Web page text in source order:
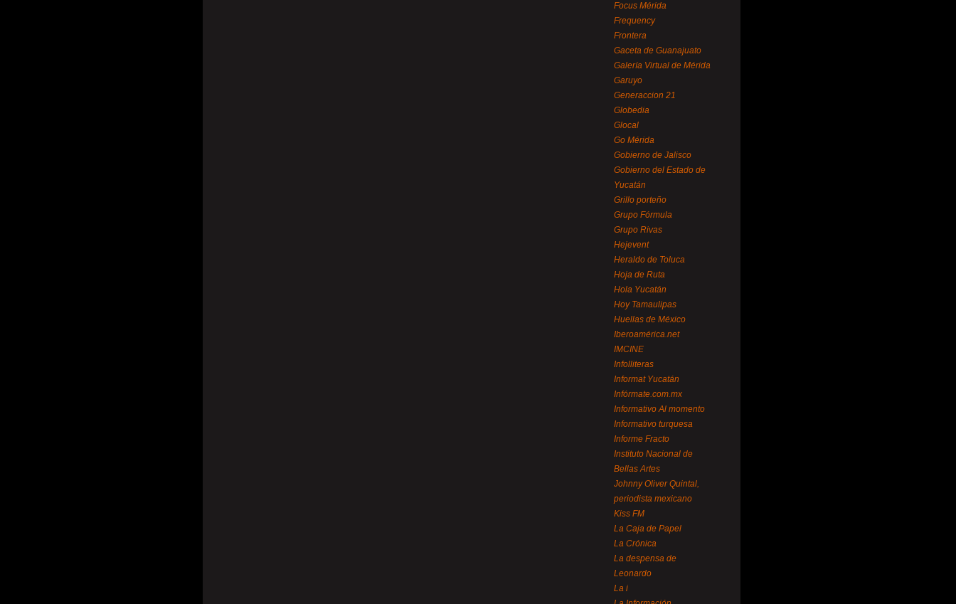
Focus Mérida
Frequency
Frontera
Gaceta de Guanajuato
Galería Virtual de Mérida
Garuyo
Generaccion 21
Globedia
Glocal
Go Mérida
Gobierno de Jalisco
Gobierno del Estado de
Yucatán
Grillo porteño
Grupo Fórmula
Grupo Rivas
Hejevent
Heraldo de Toluca
Hoja de Ruta
Hola Yucatán
Hoy Tamaulipas
Huellas de México
Iberoamérica.net
IMCINE
Infolliteras
Informat Yucatán
Infórmate.com.mx
Informativo Al momento
Informativo turquesa
Informe Fracto
Instituto Nacional de
Bellas Artes
Johnny Oliver Quintal,
periodista mexicano
Kiss FM
La Caja de Papel
La Crónica
La despensa de
Leonardo
La i